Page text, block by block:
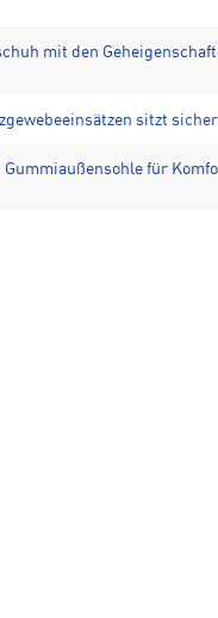
mit den
sitzt
für